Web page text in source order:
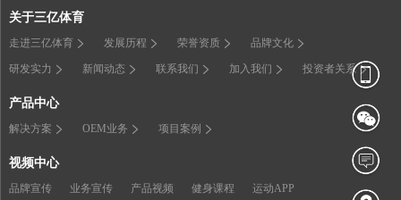
关于三亿体育
走进三亿体育 发展历程 荣誉资质 品牌文化
研发实力 新闻动态 联系我们 加入我们 投资者关系
产品中心
解决方案 OEM业务 项目案例
视频中心
品牌宣传 业务宣传 产品视频 健身课程 运动APP